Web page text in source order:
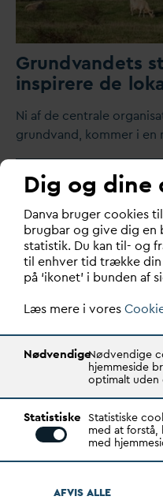
Grundvandets
inspirere de
​Ni af de centrale
grundvand, kommer i
Grøn
naturen men
andselskaberne kan
klimatilpasserDanmark.
Dig og dine
Danva bruger cookies
brugbar og give dig en
statistik. Du kan til- og
til enhver tid trække
på ‘ikonet’ i bunden af
Læs mere i vores
NødvendigeNødvendige
hjemmeside
optimalt uden
Statistiske Statistiske
med at
med
AFVIS ALLE